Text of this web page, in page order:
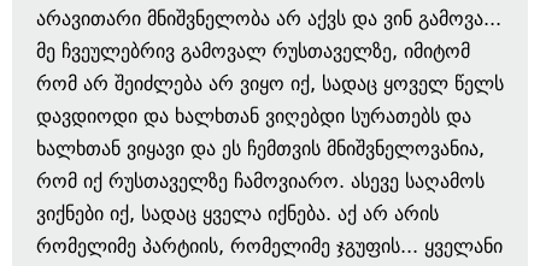
არავითარი მნიშვნელობა არ აქვს და ვინ გამოვა...
მე ჩვეულებრივ გამოვალ რუსთაველზე, იმიტომ
რომ არ შეიძლება არ ვიყო იქ, სადაც ყოველ წელს
დავდიოდი და ხალხთან ვიღებდი სურათებს და
ხალხთან ვიყავი და ეს ჩემთვის მნიშვნელოვანია,
რომ იქ რუსთაველზე ჩამოვიარო. ასევე საღამოს
ვიქნები იქ, სადაც ყველა იქნება. აქ არ არის
რომელიმე პარტიის, რომელიმე ჯგუფის... ყველანი